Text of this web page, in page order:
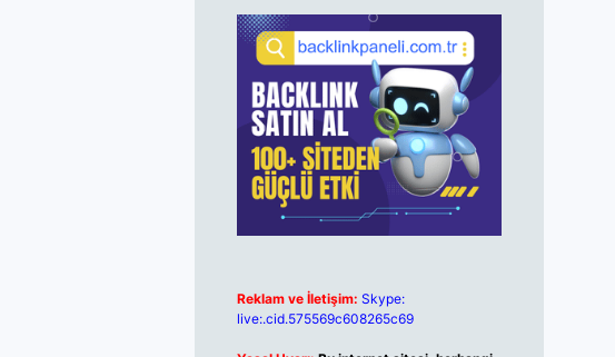
Reklam ve İletişim: Skype:
live:.cid.575569c608265c69